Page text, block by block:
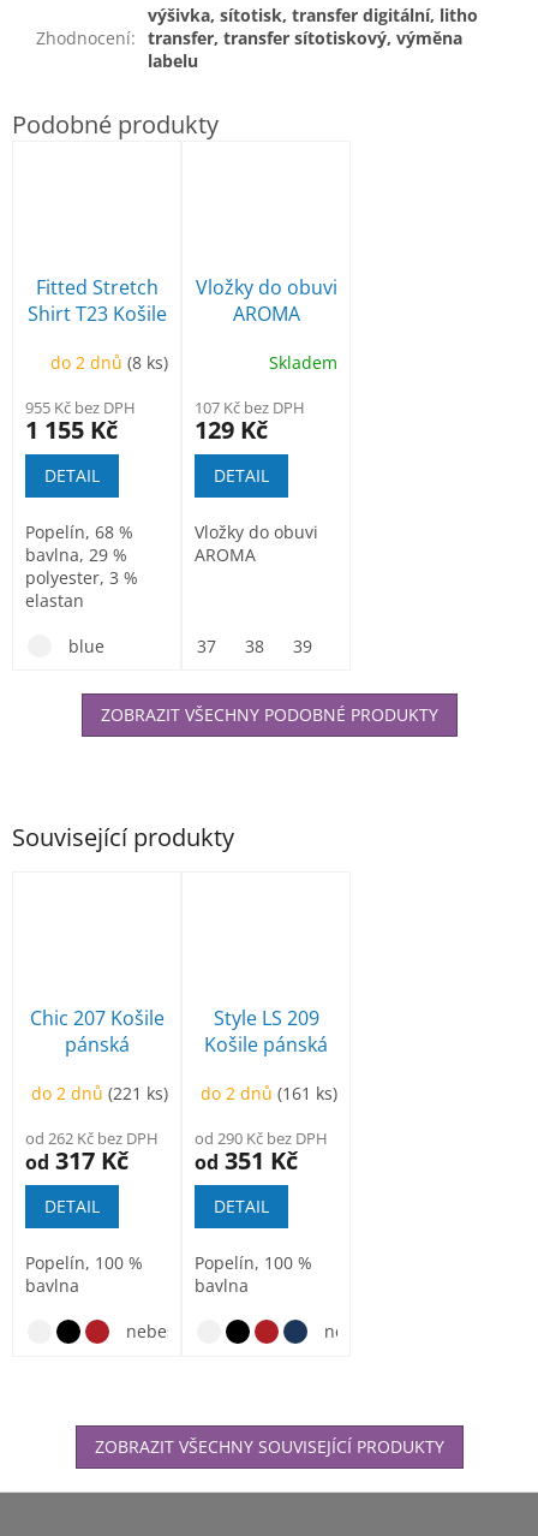
Související produkty
Chic 207 Košile
pánská
do 2 dnů(221 ks)
od 262 Kč bez DPH
od 317 Kč
DETAIL
Popelín, 100 %
bavlna
nebesky modrá
Style LS 209
Košile pánská
do 2 dnů(161 ks)
od 290 Kč bez DPH
od 351 Kč
DETAIL
Popelín, 100 %
bavlna
nebesky modrá
ZOBRAZIT VŠECHNY SOUVISEJÍCÍ PRODUKTY
Zhodnocení:
výšivka, sítotisk, transfer digitální, litho
transfer, transfer sítotiskový, výměna
labelu
Fitted Stretch
Shirt T23 Košile
do 2 dnů(8 ks)
955 Kč bez DPH
1 155 Kč
DETAIL
Popelín, 68 %
bavlna, 29 %
polyester, 3 %
elastan
blue
Vložky do obuvi
AROMA
Skladem
107 Kč bez DPH
129 Kč
DETAIL
Vložky do obuvi
AROMA
37 38 39
ZOBRAZIT VŠECHNY PODOBNÉ PRODUKTY
Z